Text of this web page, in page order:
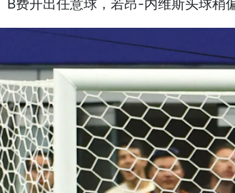
费开出任意球，若昂-内维斯头球稍